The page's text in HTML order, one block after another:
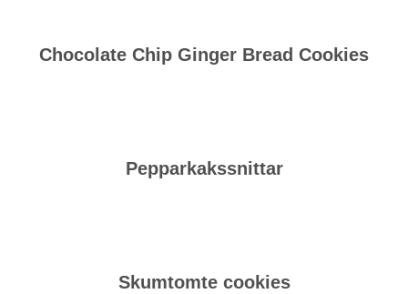
Chocolate Chip Ginger Bread Cookies
Pepparkakssnittar
Skumtomte cookies